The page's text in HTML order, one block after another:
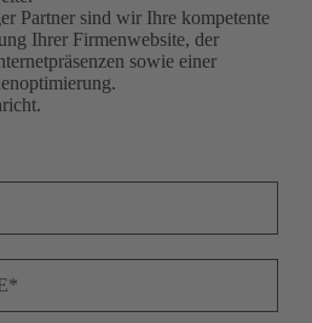
Partner sind wir Ihre kompetente
Ihrer Firmenwebsite, der
sowie einer